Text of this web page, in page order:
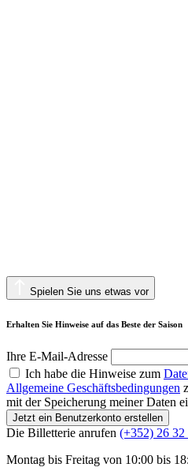
Spielen Sie uns etwas vor
Erhalten Sie Hinweise auf das Beste der Saison
Ihre E-Mail-Adresse
Ich habe die Hinweise zum
Allgemeine Geschäftsbedingungen
mit der Speicherung meiner Daten
Jetzt ein Benutzerkonto erstellen
Die Billetterie anrufen (+352) 26 32
Montag bis Freitag von 10:00 bis